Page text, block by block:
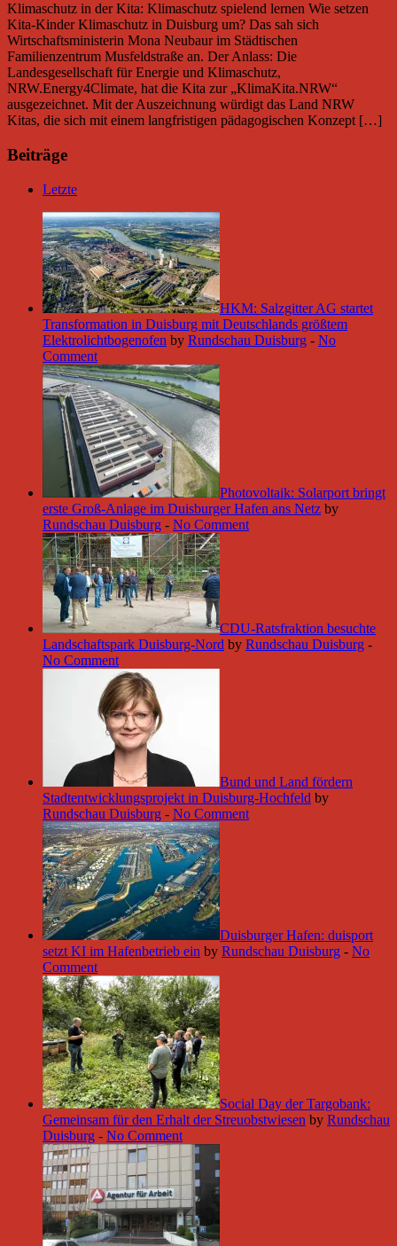
Klimaschutz in der Kita: Klimaschutz spielend lernen Wie setzen
Kita-Kinder Klimaschutz in Duisburg um? Das sah sich
Wirtschaftsministerin Mona Neubaur im Städtischen
Familienzentrum Musfeldstraße an. Der Anlass: Die
Landesgesellschaft für Energie und Klimaschutz,
NRW.Energy4Climate, hat die Kita zur „KlimaKita.NRW“
ausgezeichnet. Mit der Auszeichnung würdigt das Land NRW
Kitas, die sich mit einem langfristigen pädagogischen Konzept […]
Beiträge
Letzte
HKM: Salzgitter AG startet
Transformation in Duisburg mit Deutschlands größtem
Elektrolichtbogenofen by Rundschau Duisburg - No
Comment
Photovoltaik: Solarport bringt
erste Groß-Anlage im Duisburger Hafen ans Netz by
Rundschau Duisburg - No Comment
CDU-Ratsfraktion besuchte
Landschaftspark Duisburg-Nord by Rundschau Duisburg -
No Comment
Bund und Land fördern
Stadtentwicklungsprojekt in Duisburg-Hochfeld by
Rundschau Duisburg - No Comment
Duisburger Hafen: duisport
setzt KI im Hafenbetrieb ein by Rundschau Duisburg - No
Comment
Social Day der Targobank:
Gemeinsam für den Erhalt der Streuobstwiesen by Rundschau
Duisburg - No Comment